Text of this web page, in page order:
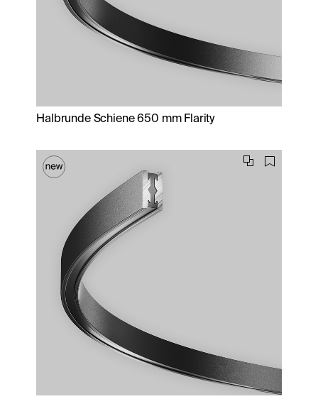
Halbrunde Schiene 650 mm Flarity